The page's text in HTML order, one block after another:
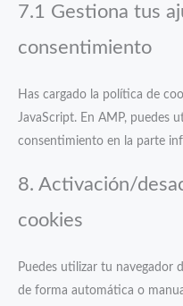
7.1 Gestiona tus
consentimiento
Has cargado la política de
JavaScript. En AMP, puedes
consentimiento en la parte
8. Activación/
cookies
Puedes utilizar tu navegador
de forma automática o